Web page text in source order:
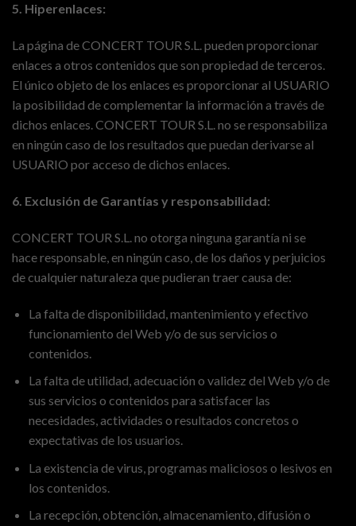
5. Hiperenlaces:
La página de CONCERT TOUR S.L. pueden proporcionar
enlaces a otros contenidos que son propiedad de terceros.
El único objeto de los enlaces es proporcionar al USUARIO
la posibilidad de complementar la información a través de
dichos enlaces. CONCERT TOUR S.L. no se responsabiliza
en ningún caso de los resultados que puedan derivarse al
USUARIO por acceso de dichos enlaces.
6. Exclusión de Garantías y responsabilidad:
CONCERT TOUR S.L. no otorga ninguna garantía ni se
hace responsable, en ningún caso, de los daños y perjuicios
de cualquier naturaleza que pudieran traer causa de:
La falta de disponibilidad, mantenimiento y efectivo
funcionamiento del Web y/o de sus servicios o
contenidos.
La falta de utilidad, adecuación o validez del Web y/o de
sus servicios o contenidos para satisfacer las
necesidades, actividades o resultados concretos o
expectativas de los usuarios.
La existencia de virus, programas maliciosos o lesivos en
los contenidos.
La recepción, obtención, almacenamiento, difusión o